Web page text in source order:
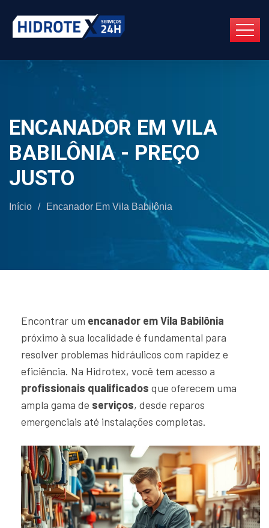
ENCANADOR EM VILA
BABILÔNIA - PREÇO
JUSTO
Início / Encanador Em Vila Babilônia
Encontrar um encanador em Vila Babilônia
próximo à sua localidade é fundamental para
resolver problemas hidráulicos com rapidez e
eficiência. Na Hidrotex, você tem acesso a
profissionais qualificados que oferecem uma
ampla gama de serviços, desde reparos
emergenciais até instalações completas.